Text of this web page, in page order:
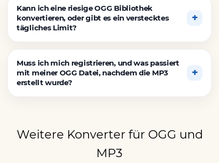
Kann ich eine riesige OGG Bibliothek
konvertieren, oder gibt es ein verstecktes
tägliches Limit?
Muss ich mich registrieren, und was passiert
mit meiner OGG Datei, nachdem die MP3
erstellt wurde?
Weitere Konverter für OGG und
MP3